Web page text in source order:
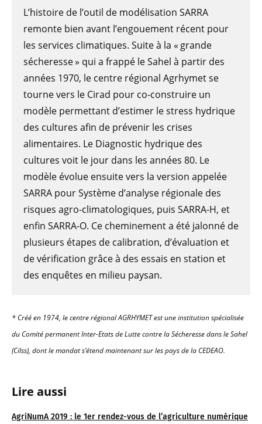
Lire aussi
AgriNumA 2019 : le 1er rendez-vous de l’agriculture numérique
L’histoire de l’outil de modélisation SARRA
remonte bien avant l’engouement récent pour
les services climatiques. Suite à la « grande
sécheresse » qui a frappé le Sahel à partir des
années 1970, le centre régional Agrhymet se
tourne vers le Cirad pour co-construire un
modèle permettant d’estimer le stress hydrique
des cultures afin de prévenir les crises
alimentaires. Le Diagnostic hydrique des
cultures voit le jour dans les années 80. Le
modèle évolue ensuite vers la version appelée
SARRA pour Système d’analyse régionale des
risques agro-climatologiques, puis SARRA-H, et
enfin SARRA-O. Ce cheminement a été jalonné de
plusieurs étapes de calibration, d’évaluation et
de vérification grâce à des essais en station et
des enquêtes en milieu paysan.
* Créé en 1974, le centre régional AGRHYMET est une institution spécialisée
du Comité permanent Inter-Etats de Lutte contre la Sécheresse dans le Sahel
(Cilss), dont le mandat s’étend maintenant sur les pays de la CEDEAO.